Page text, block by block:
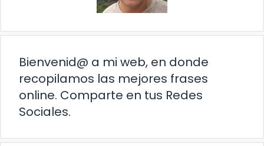
Bienvenid@ a mi web, en donde
recopilamos las mejores frases
online. Comparte en tus Redes
Sociales.